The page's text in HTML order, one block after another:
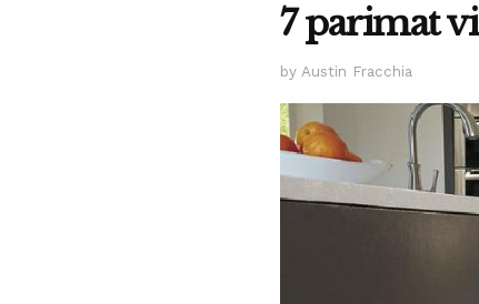
7 parimat
by Austin Fracchia